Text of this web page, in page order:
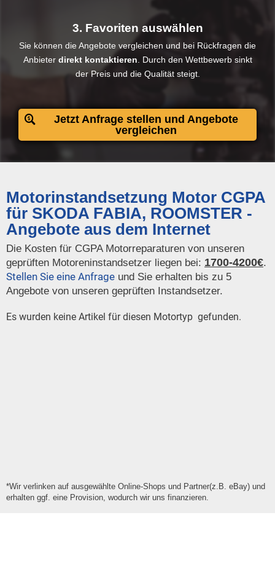
3. Favoriten auswählen
Sie können die Angebote vergleichen und bei Rückfragen die
Anbieter direkt kontaktieren. Durch den Wettbewerb sinkt
der Preis und die Qualität steigt.​
Jetzt Anfrage stellen und Angebote
vergleichen
Motorinstandsetzung Motor CGPA
für SKODA FABIA, ROOMSTER -
Angebote aus dem Internet
Die Kosten für CGPA Motorreparaturen von unseren
geprüften Motoreninstandsetzer liegen bei: 1700-4200€.
Stellen Sie eine Anfrage und Sie erhalten bis zu 5
Angebote von unseren geprüften Instandsetzer.
Es wurden keine Artikel für diesen Motortyp gefunden.
*Wir verlinken auf ausgewählte Online-Shops und Partner(z.B. eBay) und
erhalten ggf. eine Provision, wodurch wir uns finanzieren.